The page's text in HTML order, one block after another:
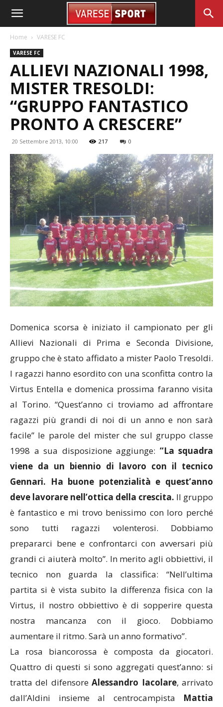
Home VARESE FC
VARESE FC
ALLIEVI NAZIONALI 1998,
MISTER TRESOLDI:
“GRUPPO FANTASTICO
PRONTO A CRESCERE”
20 Settembre 2013, 10:00 217 0
Domenica scorsa è iniziato il campionato per gli
Allievi Nazionali di Prima e Seconda Divisione,
gruppo che è stato affidato a mister Paolo Tresoldi.
I ragazzi hanno esordito con una sconfitta contro la
Virtus Entella e domenica prossima faranno visita
al Torino. “Quest’anno ci troviamo ad affrontare
ragazzi più grandi di noi di un anno e non sarà
facile” le parole del mister che sul gruppo classe
1998 a sua disposizione aggiunge: “La squadra
viene da un biennio di lavoro con il tecnico
Gennari. Ha buone potenzialità e quest’anno
deve lavorare nell’ottica della crescita. Il gruppo
è fantastico e mi trovo benissimo con loro perché
sono tutti ragazzi volenterosi. Dobbiamo
prepararci bene e confrontarci con avversari più
grandi ci aiuterà molto”. In merito agli obbiettivi, il
tecnico non guarda la classifica: “Nell’ultima
partita si è vista subito la differenza fisica con la
Virtus, il nostro obbiettivo è di sopperire questa
nostra mancanza con il gioco. Dobbiamo
aumentare il ritmo. Sarà un anno formativo”.
La rosa biancorossa è composta da giocatori.
Quattro di questi si sono aggregati quest’anno: si
tratta del difensoreAlessandro Iacolare, arrivato
dall’Aldini insieme al centrocampista Mattia